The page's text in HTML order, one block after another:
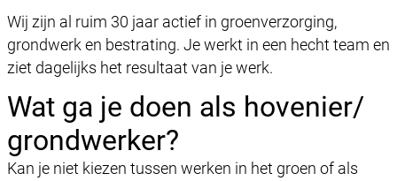
Wij zijn al ruim 30 jaar actief in groenverzorging,
grondwerk en bestrating. Je werkt in een hecht team en
ziet dagelijks het resultaat van je werk.
Wat ga je doen als hovenier/
grondwerker?
Kan je niet kiezen tussen werken in het groen of als